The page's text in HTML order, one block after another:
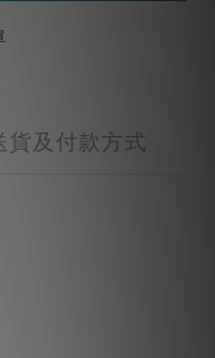
貨及付款方式